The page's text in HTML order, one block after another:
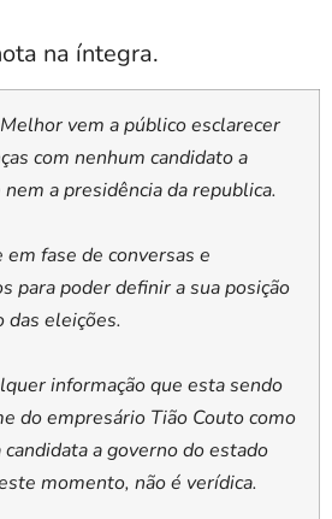
na íntegra.
vem a público esclarecer
com nenhum candidato a
a presidência da republica.
fase de conversas e
para poder definir a sua posição
eleições.
informação que esta sendo
do empresário Tião Couto como
a governo do estado
momento, não é verídica.